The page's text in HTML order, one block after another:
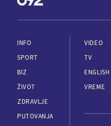
INFO
SPORT
BIZ
ŽIVOT
ZDRAVLJE
PUTOVANJA
VIDEO
TV
ENGLISH
VREME